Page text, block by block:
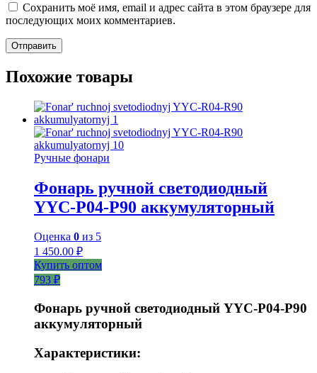
Сохранить моё имя, email и адрес сайта в этом браузере для
последующих моих комментариев.
Похожие товары
Ручные фонари
Фонарь ручной светодиодный
YYC-P04-P90 аккумуляторный
Оценка 0 из 5
1 450.00 ₽
Купить оптом
793 ₽
Фонарь ручной светодиодный YYC-Р04-Р90
аккумуляторный
Характеристики: